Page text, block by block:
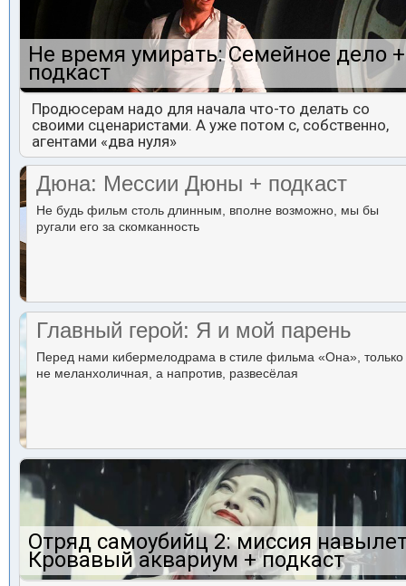
Не время умирать: Семейное дело +
подкаст
Продюсерам надо для начала что-то делать со
своими сценаристами. А уже потом с, собственно,
агентами «два нуля»
Дюна: Мессии Дюны + подкаст
Не будь фильм столь длинным, вполне возможно, мы бы
ругали его за скомканность
Главный герой: Я и мой парень
Перед нами кибермелодрама в стиле фильма «Она», только
не меланхоличная, а напротив, развесёлая
Отряд самоубийц 2: миссия
Кровавый аквариум + подкаст